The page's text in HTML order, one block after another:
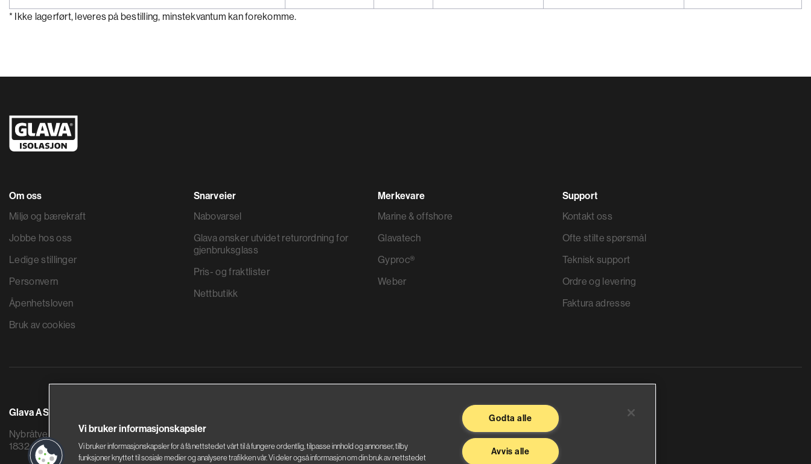
* Ikke lagerført, leveres på bestilling, minstekvantum kan forekomme.
Om oss
Miljø og bærekraft
Jobbe hos oss
Ledige stillinger
Personvern
Åpenhetsloven
Bruk av cookies
Snarveier
Nabovarsel
Glava ønsker utvidet returordning for
gjenbruksglass
Pris- og fraktlister
Nettbutikk
Merkevare
Marine & offshore
Glavatech
Gyproc®
Weber
Support
Kontakt oss
Ofte stilte spørsmål
Teknisk support
Ordre og levering
Faktura adresse
Glava AS
Nybråtveien 2
1832 Askim
Sandstuveien 68
0680 Oslo
Vi bruker informasjonskapsler
Vi bruker informasjonskapsler for å få nettstedet vårt til å fungere ordentlig, tilpasse innhold og annonser, tilby
funksjoner knyttet til sosiale medier og analysere trafikken vår. Vi deler også informasjon om din bruk av nettstedet
Godta alle
Avvis alle